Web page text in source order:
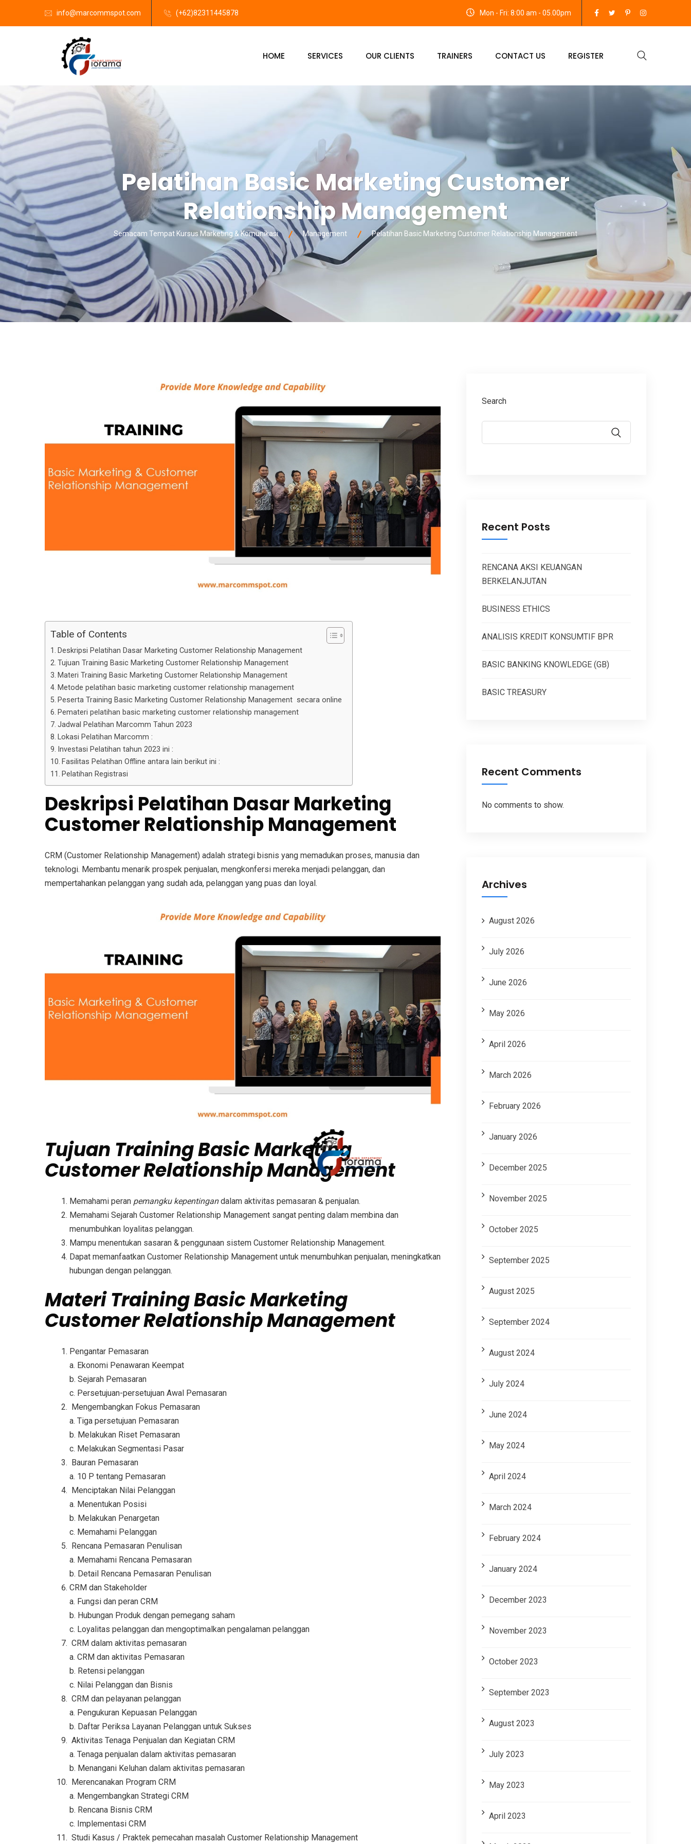
info@marcommspot.com (+62)82311445878 Mon - Fri: 8:00 am - 05.00pm
HOME SERVICES OUR CLIENTS TRAINERS CONTACT US REGISTER
Pelatihan Basic Marketing Customer
Relationship Management
Semacam Tempat Kursus Marketing & Komunikasi Management Pelatihan Basic Marketing Customer Relationship Management
Table of Contents
Deskripsi Pelatihan Dasar Marketing Customer Relationship Management
Tujuan Training Basic Marketing Customer Relationship Management
Materi Training Basic Marketing Customer Relationship Management
Metode pelatihan basic marketing customer relationship management
Peserta Training Basic Marketing Customer Relationship Management secara online
Pemateri pelatihan basic marketing customer relationship management
Jadwal Pelatihan Marcomm Tahun 2023
Lokasi Pelatihan Marcomm :
Investasi Pelatihan tahun 2023 ini :
Fasilitas Pelatihan Offline antara lain berikut ini :
Pelatihan Registrasi
Deskripsi Pelatihan Dasar Marketing
Customer Relationship Management
CRM (Customer Relationship Management) adalah strategi bisnis yang memadukan proses, manusia dan
teknologi. Membantu menarik prospek penjualan, mengkonfersi mereka menjadi pelanggan, dan
mempertahankan pelanggan yang sudah ada, pelanggan yang puas dan loyal.
Tujuan Training Basic Marketing
Customer Relationship Management
Memahami peran pemangku kepentingandalam aktivitas pemasaran & penjualan.
Memahami Sejarah Customer Relationship Management sangat penting dalam membina dan
menumbuhkan loyalitas pelanggan.
Mampu menentukan sasaran & penggunaan sistem Customer Relationship Management.
Dapat memanfaatkan Customer Relationship Management untuk menumbuhkan penjualan, meningkatkan
hubungan dengan pelanggan.
MateriTraining Basic Marketing
Customer Relationship Management
Pengantar Pemasaran
a. Ekonomi Penawaran Keempat
b. Sejarah Pemasaran
c. Persetujuan-persetujuan Awal Pemasaran
Mengembangkan Fokus Pemasaran
a. Tiga persetujuan Pemasaran
b. Melakukan Riset Pemasaran
c. Melakukan Segmentasi Pasar
Bauran Pemasaran
a. 10 P tentang Pemasaran
Menciptakan Nilai Pelanggan
a. Menentukan Posisi
b. Melakukan Penargetan
c. Memahami Pelanggan
Rencana Pemasaran Penulisan
a. Memahami Rencana Pemasaran
b. Detail Rencana Pemasaran Penulisan
CRM dan Stakeholder
a. Fungsi dan peran CRM
b. Hubungan Produk dengan pemegang saham
c. Loyalitas pelanggan dan mengoptimalkan pengalaman pelanggan
CRM dalam aktivitas pemasaran
a. CRM dan aktivitas Pemasaran
b. Retensi pelanggan
c. Nilai Pelanggan dan Bisnis
CRM dan pelayanan pelanggan
a. Pengukuran Kepuasan Pelanggan
b. Daftar Periksa Layanan Pelanggan untuk Sukses
Aktivitas Tenaga Penjualan dan Kegiatan CRM
a. Tenaga penjualan dalam aktivitas pemasaran
b. Menangani Keluhan dalam aktivitas pemasaran
Merencanakan Program CRM
a. Mengembangkan Strategi CRM
b. Rencana Bisnis CRM
c. Implementasi CRM
Studi Kasus / Praktek pemecahan masalah Customer Relationship Management
Search
Recent Posts
RENCANA AKSI KEUANGAN
BERKELANJUTAN
BUSINESS ETHICS
ANALISIS KREDIT KONSUMTIF BPR
BASIC BANKING KNOWLEDGE (GB)
BASIC TREASURY
Recent Comments
No comments to show.
Archives
August 2026
July 2026
June 2026
May 2026
April 2026
March 2026
February 2026
January 2026
December 2025
November 2025
October 2025
September 2025
August 2025
September 2024
August 2024
July 2024
June 2024
May 2024
April 2024
March 2024
February 2024
January 2024
December 2023
November 2023
October 2023
September 2023
August 2023
July 2023
May 2023
April 2023